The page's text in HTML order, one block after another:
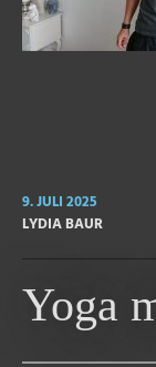
9. JULI 2025
LYDIA BAUR
Yoga